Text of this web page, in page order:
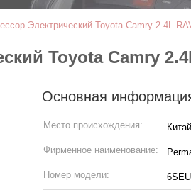
Электрический Toyota Camry 2.4L
Toyota Camry
Основная
Место происхождения: Китай
Фирменное наименование:
Номер модели: